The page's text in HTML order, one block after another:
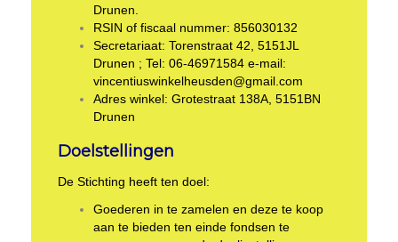
Drunen.
RSIN of fiscaal nummer: 856030132
Secretariaat: Torenstraat 42, 5151JL
Drunen ; Tel: 06-46971584 e-mail:
vincentiuswinkelheusden@gmail.com
Adres winkel: Grotestraat 138A, 5151BN
Drunen
Doelstellingen
De Stichting heeft ten doel:
Goederen in te zamelen en deze te koop
aan te bieden ten einde fondsen te